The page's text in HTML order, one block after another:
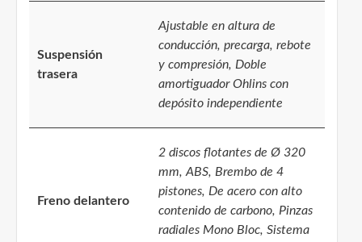
Suspensión
trasera
Ajustable en altura de
conducción, precarga, rebote
y compresión, Doble
amortiguador Ohlins con
depósito independiente
Freno delantero
2 discos flotantes de Ø 320
mm, ABS, Brembo de 4
pistones, De acero con alto
contenido de carbono, Pinzas
radiales Mono Bloc, Sistema